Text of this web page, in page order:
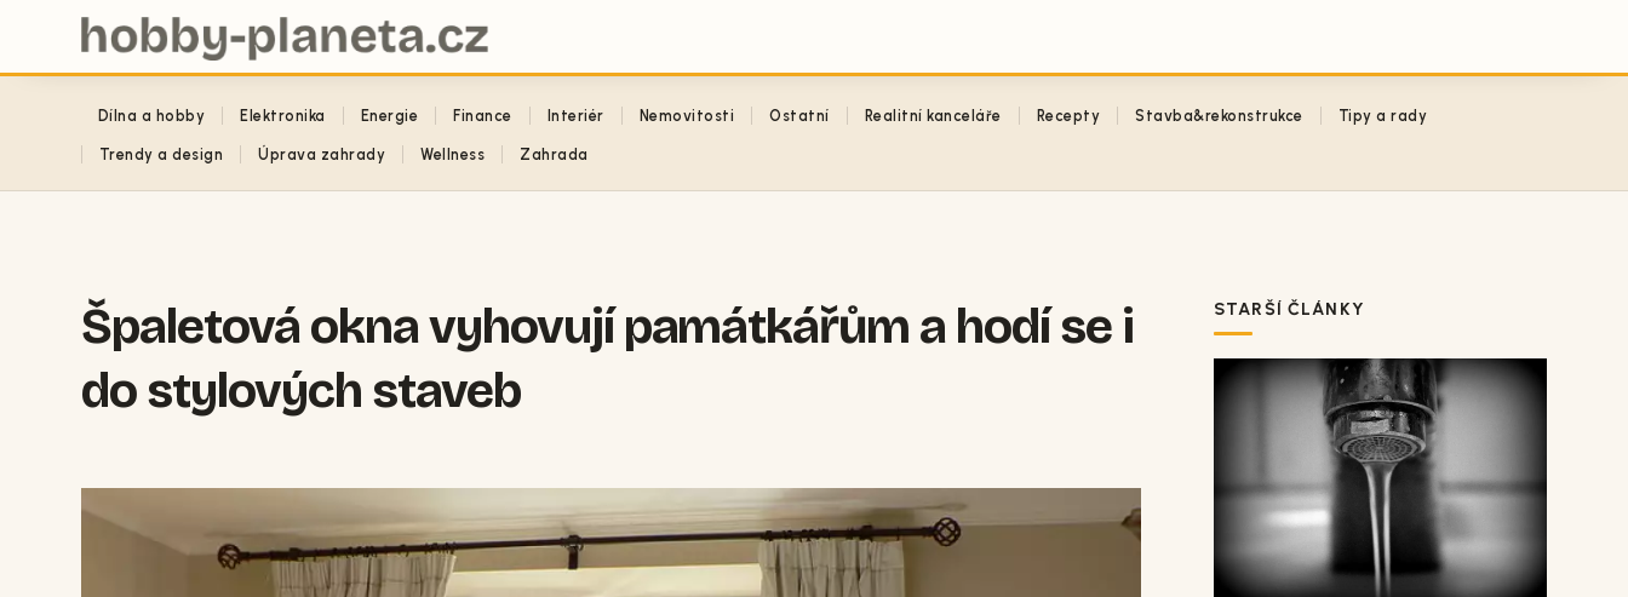
Dílna a hobby Elektronika Energie Finance Interiér Nemovitosti Ostatní Realitní kanceláře Recepty Stavba&rekonstrukce Tipy a rady
Trendy a design Úprava zahrady Wellness Zahrada
Špaletová okna vyhovují památkářům a hodí se i
do stylových staveb
STARŠÍ ČLÁNKY